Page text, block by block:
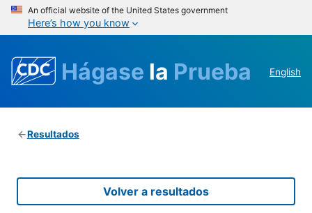
An official website of the United States government
Here’s how you know
Hágase la Prueba English
Resultados
Volver a resultados